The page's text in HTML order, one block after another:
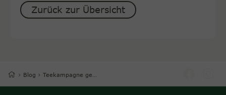
Zurück zur Übersicht
Blog